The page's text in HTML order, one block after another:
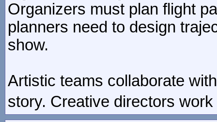
Organizers must plan flight
planners need to design
show.
Artistic teams collaborate
story. Creative directors